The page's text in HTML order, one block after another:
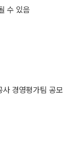
수 있음
경영평가팀 공모